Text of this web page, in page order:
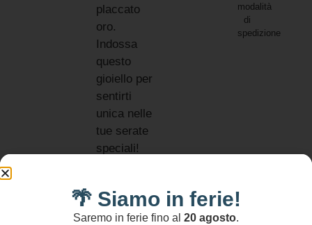
placcato
oro.
Indossa
questo
gioiello per
sentirti
unica nelle
tue serate
speciali!
Agata
viola
modalità
di
spedizione
🌴 Siamo in ferie!
Saremo in ferie fino al 20 agosto.